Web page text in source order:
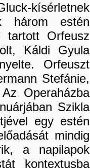
kísérletnek
három estén
tartott Orfeusz
Káldi Gyula
Orfeuszt
Stefánie,
Operaházba
Szikla
egy estén
mindig
a napilapok
kontextusba